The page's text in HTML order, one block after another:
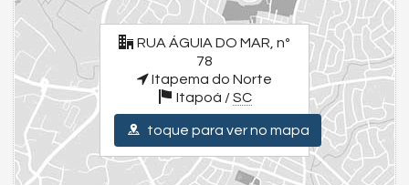
Sacada Ampla com Vista para o Por do Sol
Próximo a Mercados, Lojas, Farmácias e Academia
Para uma experiência completa, assista aos vídeos detalhados
dos imóveis e da cidade. Visite nossas redes sociais:
Instagram - @julianoolivaimoveis (Instagram/julianoOlivaImoveis)
Facebook - Juliano Oliva Imóveis (Facebook/JulianoOlivaImóveis)
YouTube Juliano Oliva Imóveis - (Youtube/ThauaniZanetti)
Endereço:
RUA ÁGUIA DO MAR, nº 78
RUA ÁGUIA DO MAR, nº
78
Itapema do Norte
Itapoá /SC
toque para ver no mapa